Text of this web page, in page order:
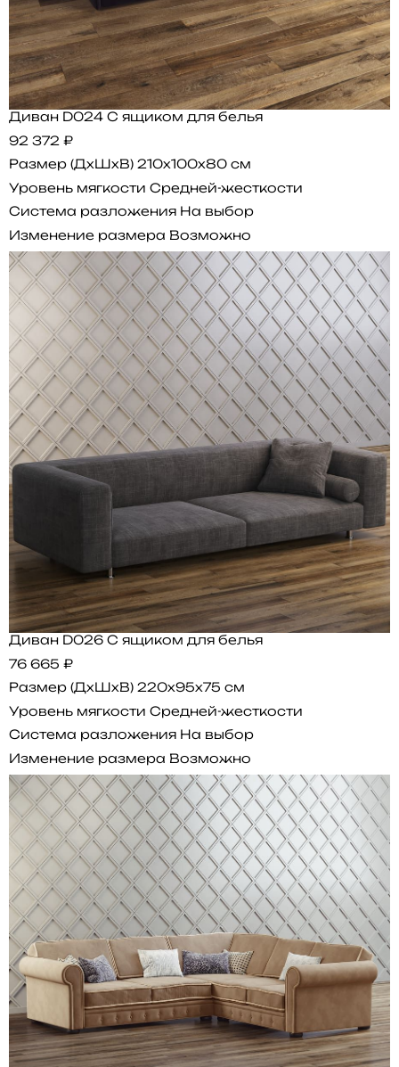
Диван D024 С ящиком для белья
92 372 ₽
Размер (ДхШхВ) 210x100x80 см
Уровень мягкости Средней-жесткости
Система разложения На выбор
Изменение размера Возможно
Диван D026 С ящиком для белья
76 665 ₽
Размер (ДхШхВ) 220x95x75 см
Уровень мягкости Средней-жесткости
Система разложения На выбор
Изменение размера Возможно